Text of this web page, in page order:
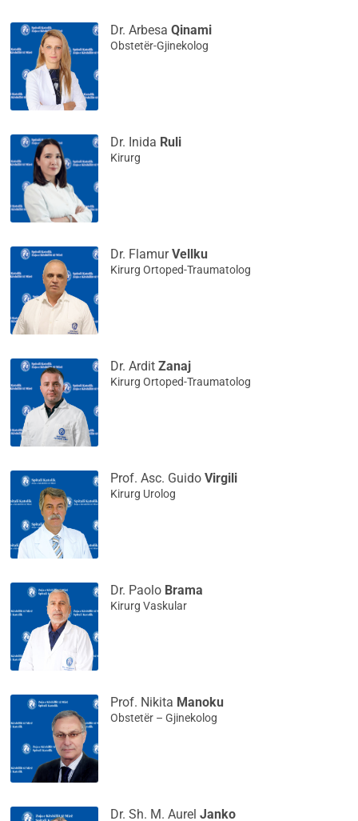
Dr. Arbesa Qinami
Obstetër-Gjinekolog
Dr. Inida Ruli
Kirurg
Dr. FlamurVellku
Kirurg Ortoped-Traumatolog
Dr. Ardit Zanaj
Kirurg Ortoped-Traumatolog
Prof. Asc. Guido Virgili
Kirurg Urolog
Dr. Paolo Brama
Kirurg Vaskular
Prof. Nikita Manoku
Obstetër – Gjinekolog
Dr. Sh. M. Aurel Janko